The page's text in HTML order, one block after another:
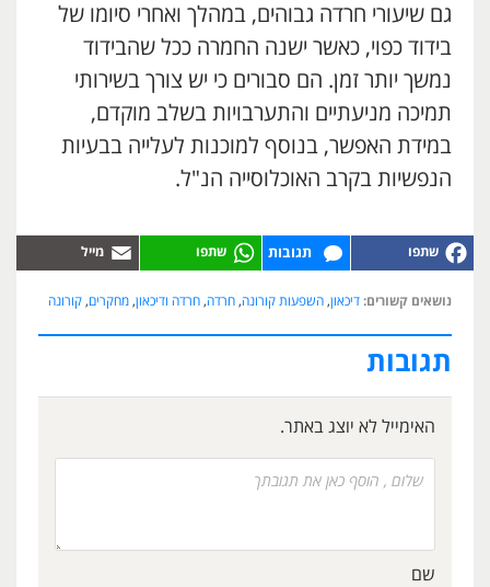
גם שיעורי חרדה גבוהים, במהלך ואחרי סיומו של
בידוד כפוי, כאשר ישנה החמרה ככל שהבידוד
נמשך יותר זמן. הם סבורים כי יש צורך בשירותי
תמיכה מניעתיים והתערבויות בשלב מוקדם,
במידת האפשר, בנוסף למוכנות לעלייה בבעיות
הנפשיות בקרב האוכלוסייה הנ"ל.
תגובות
נושאים קשורים: דיכאון, השפעות קורונה, חרדה, חרדה ודיכאון, מחקרים, קורונה
תגובות
האימייל לא יוצג באתר.
שם